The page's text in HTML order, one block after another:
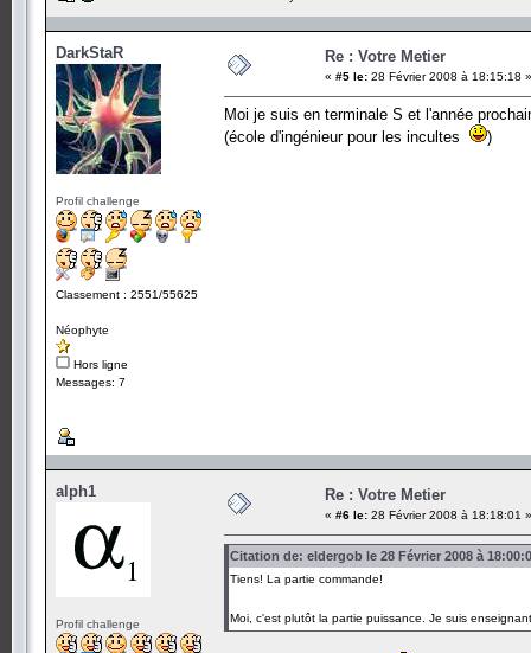
DarkStaR
Profil challenge
Classement : 2551/55625
Néophyte
Hors ligne
Messages: 7
Re : Votre Metier
« #5 le: 28 Février 2008 à 18:15:18 »
Moi je suis en terminale S et l'année
(école d'ingénieur pour les incultes
)
alph1
Profil challenge
Re : Votre Metier
« #6 le: 28 Février 2008 à 18:18:01 »
Citation de: eldergob le 28 Février 2008 à
Tiens! La partie commande!
Moi, c'est plutôt la partie puissance. Je suis